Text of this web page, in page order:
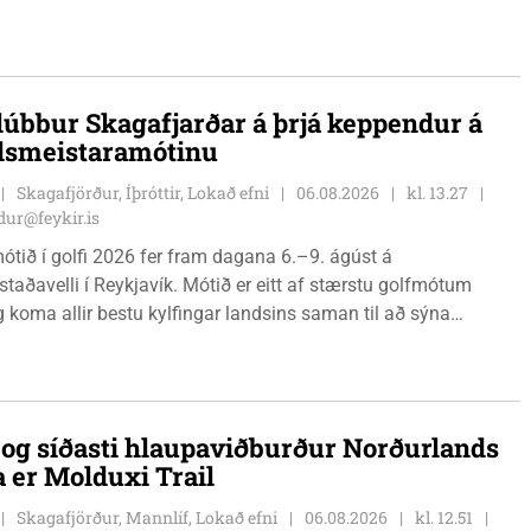
Skagafjarðar á þrjá keppendur á
Skagafjörður, Íþróttir, Lokað efni 06.08.2026
kl. 13.27
í golfi 2026 fer fram dagana 6.–9. ágúst á
í Reykjavík. Mótið er eitt af stærstu golfmótum
koma allir bestu kylfingar landsins saman til að sýna
klúbbmeistari GSS, og Unu Karen Guðmundsdóttur.
síðasti hlaupaviðburður Norðurlands
er Molduxi Trail
Skagafjörður, Mannlíf, Lokað efni 06.08.2026
kl. 12.51